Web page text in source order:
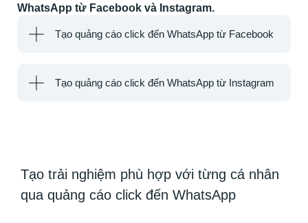
WhatsApp từ Facebook và Instagram.
Tạo quảng cáo click đến WhatsApp từ Facebook
Tạo quảng cáo click đến WhatsApp từ Instagram
Tạo trải nghiệm phù hợp với từng cá nhân
qua quảng cáo click đến WhatsApp